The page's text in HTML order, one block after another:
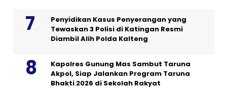
Penyidikan Kasus Penyerangan yang
Tewaskan 3 Polisi di Katingan Resmi
Diambil Alih Polda Kalteng
Kapolres Gunung Mas Sambut Taruna
Akpol, Siap Jalankan Program Taruna
Bhakti 2026 di Sekolah Rakyat